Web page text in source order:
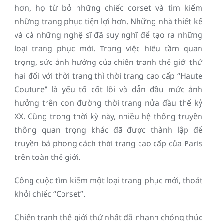
hơn, họ từ bỏ những chiếc corset và tìm kiếm
những trang phục tiện lợi hơn. Những nhà thiết kế
và cả những nghệ sĩ đã suy nghĩ để tạo ra những
loại trang phục mới. Trong việc hiểu tầm quan
trọng, sức ảnh hưởng của chiến tranh thế giới thứ
hai đối với thời trang thì thời trang cao cấp “Haute
Couture” là yếu tố cốt lõi và dẫn đầu mức ảnh
hưởng trên con đường thời trang nửa đầu thế kỷ
XX. Cũng trong thời kỳ này, nhiều hệ thống truyền
thông quan trọng khác đã được thành lập để
truyền bá phong cách thời trang cao cấp của Paris
trên toàn thế giới.
Công cuộc tìm kiếm một loại trang phục mới, thoát
khỏi chiếc “Corset”.
Chiến tranh thế giới thứ nhất đã nhanh chóng thúc